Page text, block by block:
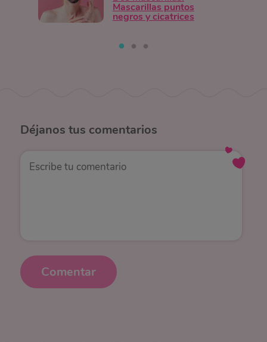
Mascarillas puntos
negros y cicatrices
Déjanos tus comentarios
Comentar